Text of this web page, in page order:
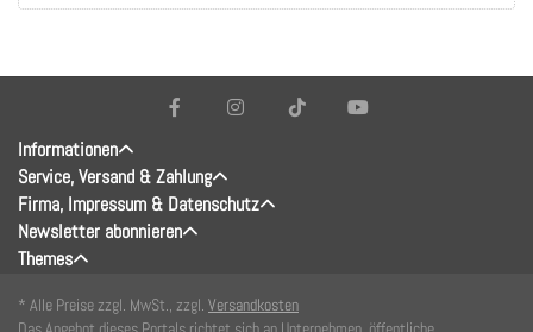
Informationen
Service, Versand & Zahlung
Firma, Impressum & Datenschutz
Newsletter abonnieren
Themes
* Alle Preise zzgl. MwSt., zzgl. Versandkosten